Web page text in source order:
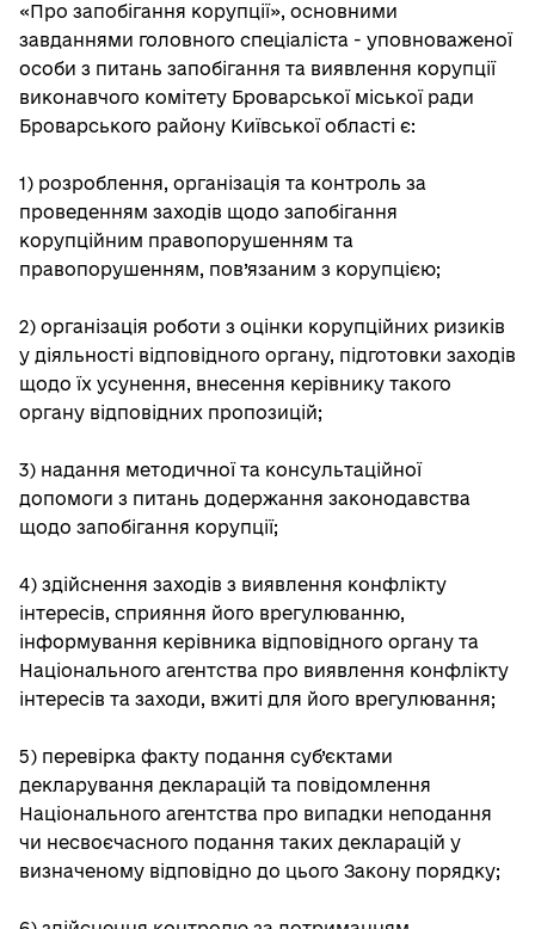
«Про запобігання корупції», основними
завданнями головного спеціаліста - уповноваженої
особи з питань запобігання та виявлення корупції
виконавчого комітету Броварської міської ради
Броварського району Київської області є:
1) розроблення, організація та контроль за
проведенням заходів щодо запобігання
корупційним правопорушенням та
правопорушенням, пов’язаним з корупцією;
2) організація роботи з оцінки корупційних ризиків
у діяльності відповідного органу, підготовки заходів
щодо їх усунення, внесення керівнику такого
органу відповідних пропозицій;
3) надання методичної та консультаційної
допомоги з питань додержання законодавства
щодо запобігання корупції;
4) здійснення заходів з виявлення конфлікту
інтересів, сприяння його врегулюванню,
інформування керівника відповідного органу та
Національного агентства про виявлення конфлікту
інтересів та заходи, вжиті для його врегулювання;
5) перевірка факту подання суб’єктами
декларування декларацій та повідомлення
Національного агентства про випадки неподання
чи несвоєчасного подання таких декларацій у
визначеному відповідно до цього Закону порядку;